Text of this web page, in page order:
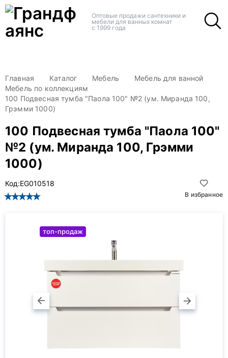
Оптовые продажи сантехники и
мебели для ванных комнат
с 1999 года
Главная Каталог Мебель
Мебель для ванной
Мебель по коллекциям
100 Подвесная тумба "Паола 100" №2 (ум. Миранда 100,
Грэмми 1000)
100 Подвесная тумба "Паола 100"
№2 (ум. Миранда 100, Грэмми
1000)
В избранное
Код:EG010518
топ-продаж